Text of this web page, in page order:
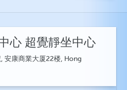
心 超覺靜坐中心
安康商業大厦22楼, Hong